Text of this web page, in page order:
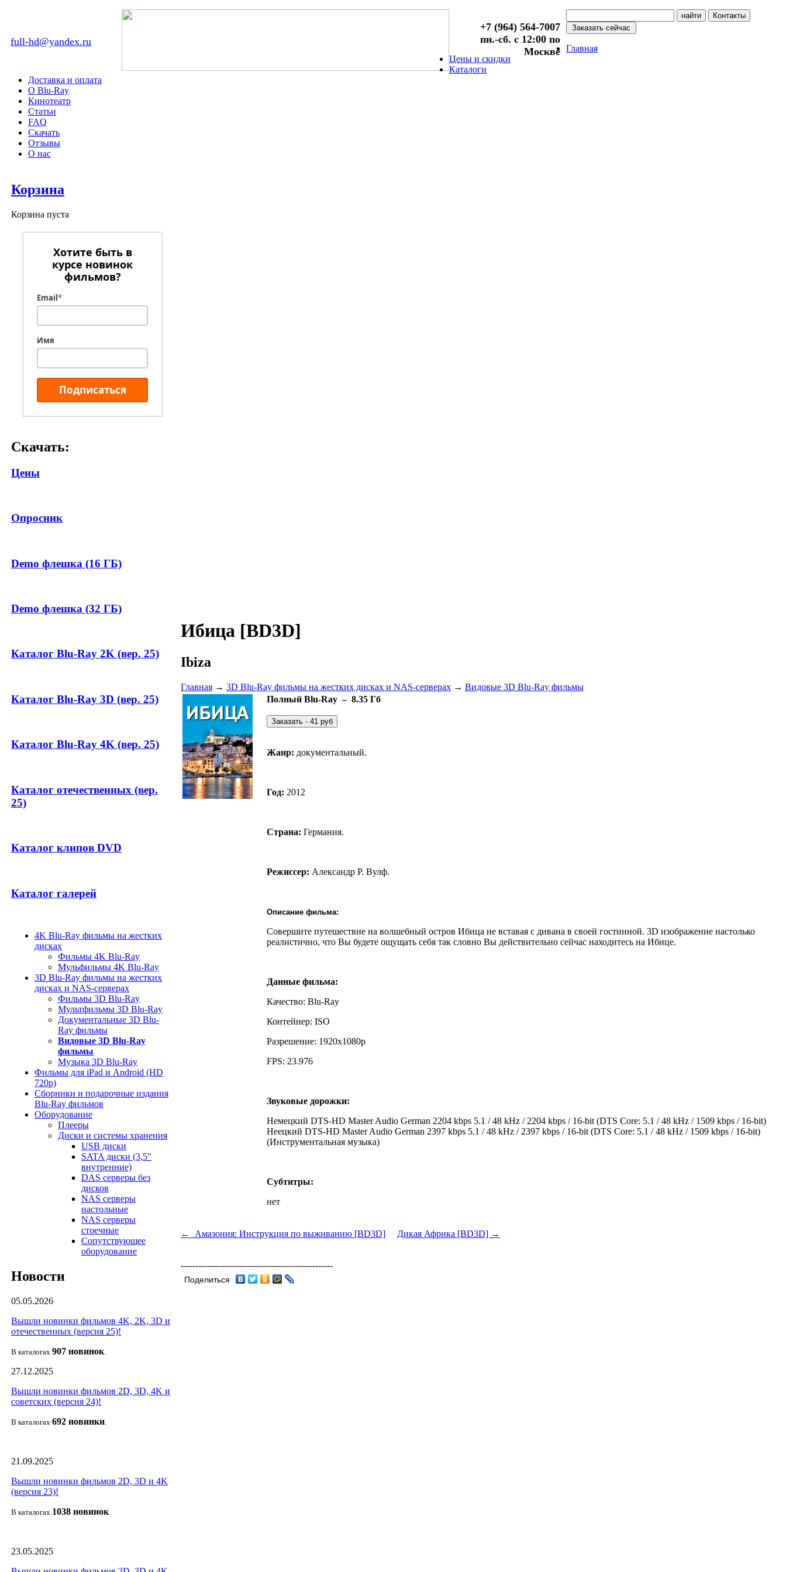
full-hd@yandex.ru
+7 (964) 564-7007
пн.-сб. с 12:00 по
Москве Главная
Цены и скидки
Каталоги
Доставка и оплата
О Blu-Ray
Кинотеатр
Статьи
FAQ
Скачать
Отзывы
О нас
Корзина
Корзина пуста
Хотите быть в
курсе новинок
фильмов?
Email*
Имя
Подписаться
Скачать:
Цены
Опросник
Demo флешка (16 ГБ)
Demo флешка (32 ГБ)
Каталог Blu-Ray 2K (вер. 25)
Каталог Blu-Ray 3D (вер. 25)
Каталог Blu-Ray 4K (вер. 25)
Каталог отечественных (вер.
25)
Каталог клипов DVD
Каталог галерей
4K Blu-Ray фильмы на жестких
дисках
Фильмы 4K Blu-Ray
Мульфильмы 4K Blu-Ray
3D Blu-Ray фильмы на жестких
дисках и NAS-серверах
Фильмы 3D Blu-Ray
Мультфильмы 3D Blu-Ray
Документальные 3D Blu-
Ray фильмы
Видовые 3D Blu-Ray
фильмы
Музыка 3D Blu-Ray
Фильмы для iPad и Android (HD
720p)
Сборники и подарочные издания
Blu-Ray фильмов
Оборудование
Плееры
Диски и системы хранения
USB диски
SATA диски (3,5"
внутренние)
DAS серверы без
дисков
NAS серверы
настольные
NAS серверы
стоечные
Сопутствующее
оборудование
Новости
05.05.2026
Вышли новинки фильмов 4K, 2K, 3D и
отечественных (версия 25)!
В каталогах 907 новинок.
27.12.2025
Вышли новинки фильмов 2D, 3D, 4K и
советских (версия 24)!
В каталогах 692 новинки.
21.09.2025
Вышли новинки фильмов 2D, 3D и 4K
(версия 23)!
В каталогах 1038 новинок.
23.05.2025
Ибица [BD3D]
Ibiza
Главная → 3D Blu-Ray фильмы на жестких дисках и NAS-серверах → Видовые 3D Blu-Ray фильмы
Полный Blu-Ray – 8.35 Гб
Жанр: документальный.
Год: 2012
Страна: Германия.
Режиссер: Александр Р. Вулф.
Описание фильма:
Совершите путешествие на волшебный остров Ибица не вставая с дивана в своей гостинной. 3D изображение настолько
реалистично, что Вы будете ощущать себя так словно Вы действительно сейчас находитесь на Ибице.
Данные фильма:
Качество: Blu-Ray
Контейнер: ISO
Разрешение: 1920x1080p
FPS: 23.976
Звуковые дорожки:
Немецкий DTS-HD Master Audio German 2204 kbps 5.1 / 48 kHz / 2204 kbps / 16-bit (DTS Core: 5.1 / 48 kHz / 1509 kbps / 16-bit)
Неецкий DTS-HD Master Audio German 2397 kbps 5.1 / 48 kHz / 2397 kbps / 16-bit (DTS Core: 5.1 / 48 kHz / 1509 kbps / 16-bit)
(Инструментальная музыка)
Субтитры:
нет
← Амазония: Инструкция по выживанию [BD3D] Дикая Африка [BD3D] →
----------------------------------------------------
Поделиться